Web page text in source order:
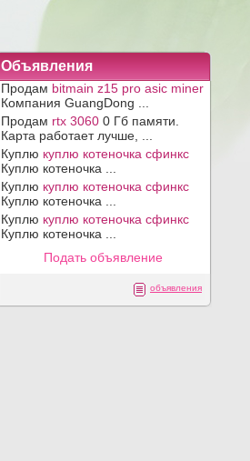
Объявления
Продам bitmain z15 pro asic miner
Компания GuangDong ...
Продам rtx 3060 0 Гб памяти.
Карта работает лучше, ...
Куплю куплю котеночка сфинкс
Куплю котеночка ...
Куплю куплю котеночка сфинкс
Куплю котеночка ...
Куплю куплю котеночка сфинкс
Куплю котеночка ...
Подать объявление
объявления